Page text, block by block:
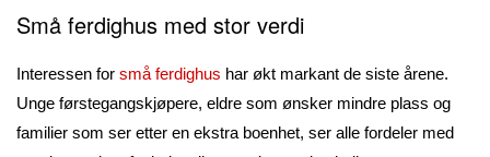
Små ferdighus med stor verdi
Interessen for små ferdighus har økt markant de siste årene.
Unge førstegangskjøpere, eldre som ønsker mindre plass og
familier som ser etter en ekstra boenhet, ser alle fordeler med